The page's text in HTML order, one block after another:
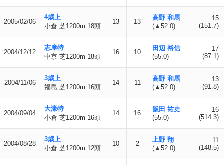
2005/02/06
4歳上
小倉 芝1200m 18頭
13 13
高野 和馬
(▲52.0)
15
(151.7)
2004/12/12
志摩特
中京 芝1200m 18頭
16 10
田辺 裕信
(55.0)
17
(87.1)
2004/11/06
3歳上
福島 芝1200m 16頭
14 11
高野 和馬
(▲52.0)
13
(91.8)
2004/09/04
大濠特
小倉 芝1200m 16頭
14 16
飯田 祐史
(55.0)
16
(514.3)
2004/08/28
3歳上
小倉 芝1200m 12頭
10 2
上野 翔
(▲52.0)
11
(148.5)